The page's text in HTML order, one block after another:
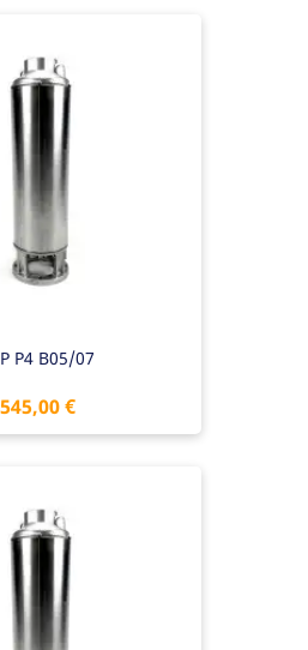
P4 B05/07
Preis
545,00 €